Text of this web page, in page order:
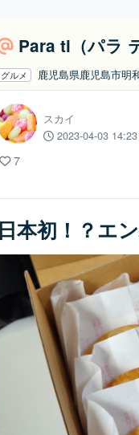
Para ti（パラ
グルメ 鹿児島県鹿児島市明
スカイ
2023-04-03 14:23
7
日本初！？エ